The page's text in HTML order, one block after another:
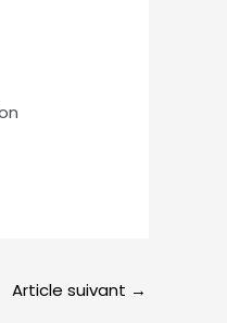
Article suivant →